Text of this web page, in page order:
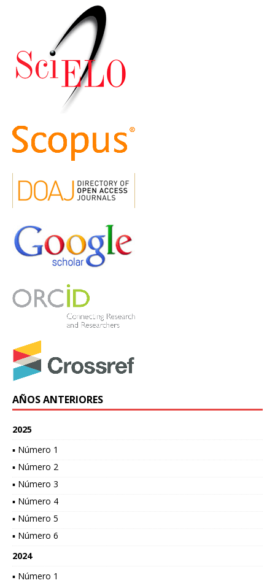
AÑOS ANTERIORES
2025
▪ Número 1
▪ Número 2
▪ Número 3
▪ Número 4
▪ Número 5
▪ Número 6
2024
▪ Número 1